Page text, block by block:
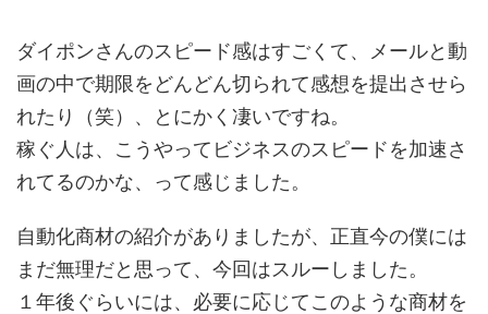
ダイポンさんのスピード感はすごくて、メールと動
画の中で期限をどんどん切られて感想を提出させら
れたり（笑）、とにかく凄いですね。
稼ぐ人は、こうやってビジネスのスピードを加速さ
れてるのかな、って感じました。
自動化商材の紹介がありましたが、正直今の僕には
まだ無理だと思って、今回はスルーしました。
１年後ぐらいには、必要に応じてこのような商材を